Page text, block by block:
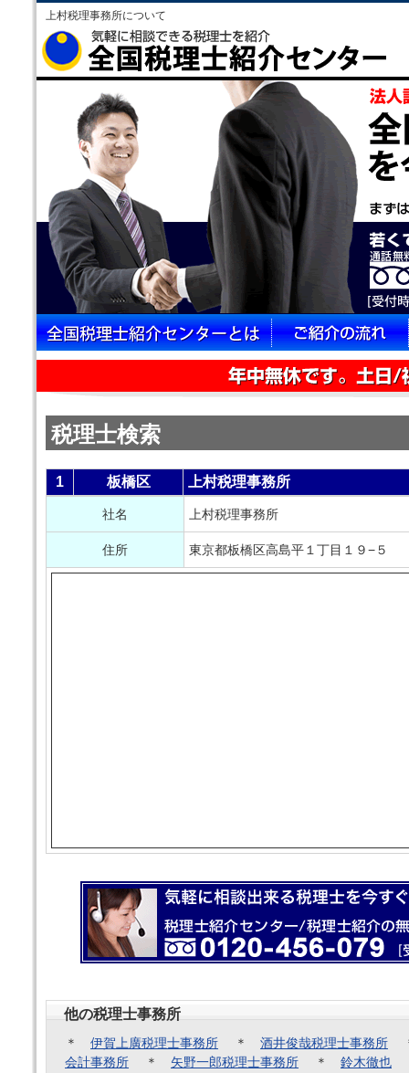
上村税理事務所について
税理士検索
1 板橋区 上村税理事務所
社名 上村税理事務所
住所 東京都板橋区高島平１丁目１９−５
他の税理士事務所
＊ 伊賀上廣税理士事務所 ＊ 酒井俊哉税理士事務所
会計事務所 ＊ 矢野一郎税理士事務所 ＊ 鈴木徹也